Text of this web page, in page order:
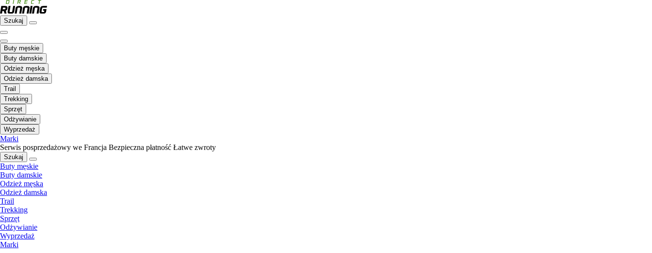
Szukaj
Buty męskie
Buty damskie
Odzież męska
Odzież damska
Trail
Trekking
Sprzęt
Odżywianie
Wyprzedaż
Marki
Serwis posprzedażowy we Francja Bezpieczna płatność Łatwe zwroty
Szukaj
Buty męskie
Buty damskie
Odzież męska
Odzież damska
Trail
Trekking
Sprzęt
Odżywianie
Wyprzedaż
Marki